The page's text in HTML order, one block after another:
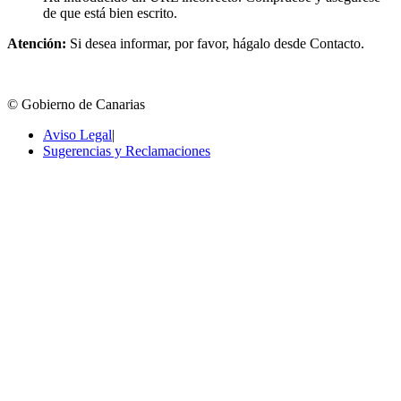
de que está bien escrito.
Atención: Si desea informar, por favor, hágalo desde Contacto.
© Gobierno de Canarias
Aviso Legal|
Sugerencias y Reclamaciones